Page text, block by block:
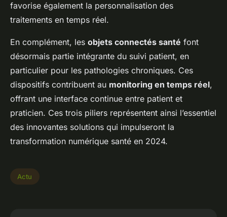
favorise également la personnalisation des
traitements en temps réel.
En complément, les objets connectés santé font
désormais partie intégrante du suivi patient, en
particulier pour les pathologies chroniques. Ces
dispositifs contribuent au monitoring en temps réel,
offrant une interface continue entre patient et
praticien. Ces trois piliers représentent ainsi l’essentiel
des innovantes solutions qui impulseront la
transformation numérique santé en 2024.
Actu